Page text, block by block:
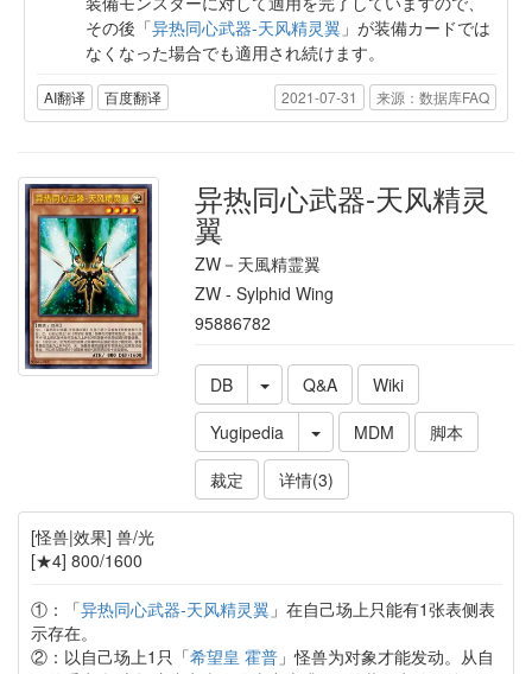
その後「异热同心武器-天风精灵翼 」が装備カードでは
なくなった場合でも適用され続けます。
AI翻译 百度翻译 2021-07-31 来源：数据库FAQ
异热同心武器-天风精灵
翼
ZW－天風精霊翼
ZW - Sylphid Wing
95886782
DB Q&A
Wiki
Yugipedia
MDM
脚本
裁定
详情(3)
[怪兽|效果] 兽/光
[★4] 800/1600
①：「异热同心武器-天风精灵翼 」在自己场上只能有1张表侧表
示存在。
②：以自己场上1只「希望皇 霍普」怪兽为对象才能发动。从自